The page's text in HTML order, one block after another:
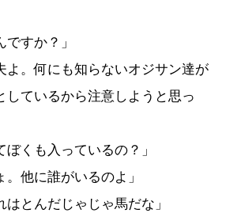
ですか？」
よ。何にも知らないオジサン達が
しているから注意しようと思っ
ぼくも入っているの？」
。他に誰がいるのよ」
はとんだじゃじゃ馬だな」